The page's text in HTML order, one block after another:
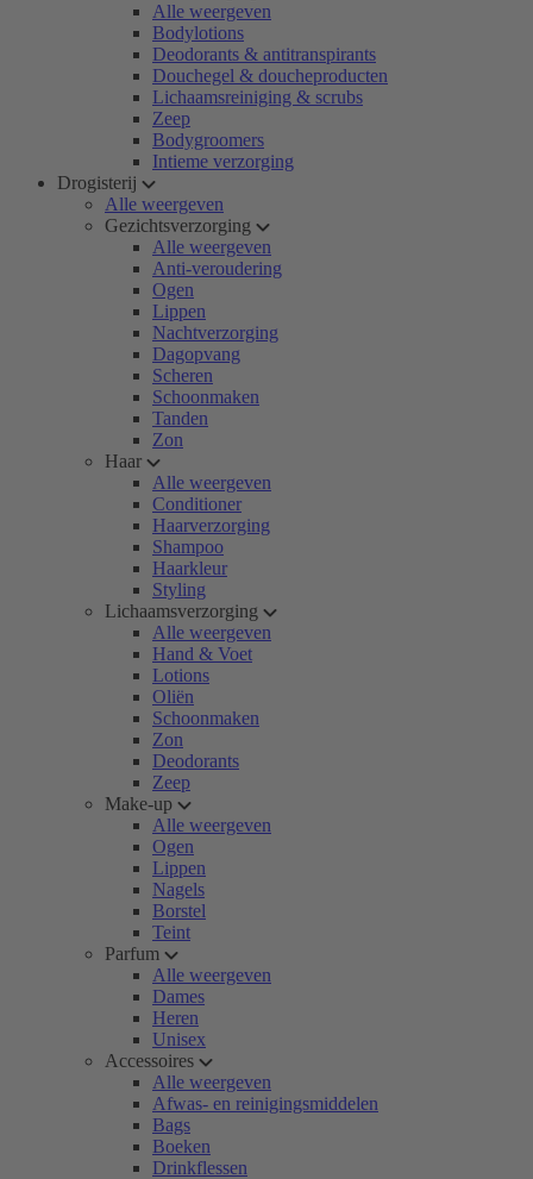
Alle weergeven
Bodylotions
Deodorants & antitranspirants
Douchegel & doucheproducten
Lichaamsreiniging & scrubs
Zeep
Bodygroomers
Intieme verzorging
Drogisterij
Alle weergeven
Gezichtsverzorging
Alle weergeven
Anti-veroudering
Ogen
Lippen
Nachtverzorging
Dagopvang
Scheren
Schoonmaken
Tanden
Zon
Haar
Alle weergeven
Conditioner
Haarverzorging
Shampoo
Haarkleur
Styling
Lichaamsverzorging
Alle weergeven
Hand & Voet
Lotions
Oliën
Schoonmaken
Zon
Deodorants
Zeep
Make-up
Alle weergeven
Ogen
Lippen
Nagels
Borstel
Teint
Parfum
Alle weergeven
Dames
Heren
Unisex
Accessoires
Alle weergeven
Afwas- en reinigingsmiddelen
Bags
Boeken
Drinkflessen